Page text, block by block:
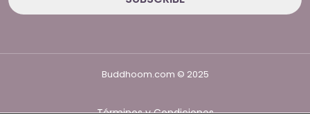
Buddhoom.com © 2025